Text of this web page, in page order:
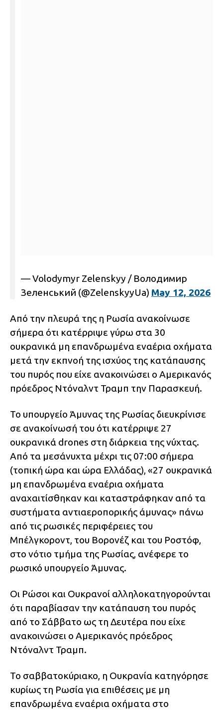
— Volodymyr Zelenskyy / Володимир
Зеленський (@ZelenskyyUa) May 12, 2026
Από την πλευρά της η Ρωσία ανακοίνωσε
σήμερα ότι κατέρριψε γύρω στα 30
ουκρανικά μη επανδρωμένα εναέρια οχήματα
μετά την εκπνοή της ισχύος της κατάπαυσης
του πυρός που είχε ανακοινώσει ο Αμερικανός
πρόεδρος Ντόναλντ Τραμπ την Παρασκευή.
Το υπουργείο Άμυνας της Ρωσίας διευκρίνισε
σε ανακοίνωσή του ότι κατέρριψε 27
ουκρανικά drones στη διάρκεια της νύχτας.
Από τα μεσάνυχτα μέχρι τις 07:00 σήμερα
(τοπική ώρα και ώρα Ελλάδας), «27 ουκρανικά
μη επανδρωμένα εναέρια οχήματα
αναχαιτίσθηκαν και καταστράφηκαν από τα
συστήματα αντιαεροπορικής άμυνας» πάνω
από τις ρωσικές περιφέρειες του
Μπέλγκοροντ, του Βορονέζ και του Ροστόφ,
στο νότιο τμήμα της Ρωσίας, ανέφερε το
ρωσικό υπουργείο Άμυνας.
Οι Ρώσοι και Ουκρανοί αλληλοκατηγορούνται
ότι παραβίασαν την κατάπαυση του πυρός
από το Σάββατο ως τη Δευτέρα που είχε
ανακοινώσει ο Αμερικανός πρόεδρος
Ντόναλντ Τραμπ.
Το σαββατοκύριακο, η Ουκρανία κατηγόρησε
κυρίως τη Ρωσία για επιθέσεις με μη
επανδρωμένα εναέρια οχήματα στο